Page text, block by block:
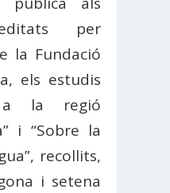
per
la Fundació
els estudis
a la regió
i “Sobre la
recollits,
i setena